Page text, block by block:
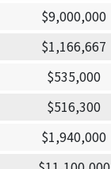
$9,000,000
$1,166,667
$535,000
$516,300
$1,940,000